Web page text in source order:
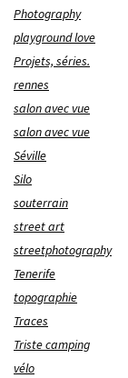
Photography
playground love
Projets, séries.
rennes
salon avec vue
salon avec vue
Séville
Silo
souterrain
street art
streetphotography
Tenerife
topographie
Traces
Triste camping
vélo